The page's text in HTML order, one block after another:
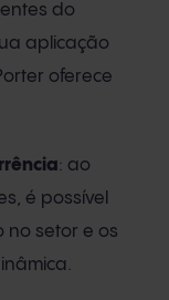
do
aplicação
oferece
: ao
é possível
no setor e os